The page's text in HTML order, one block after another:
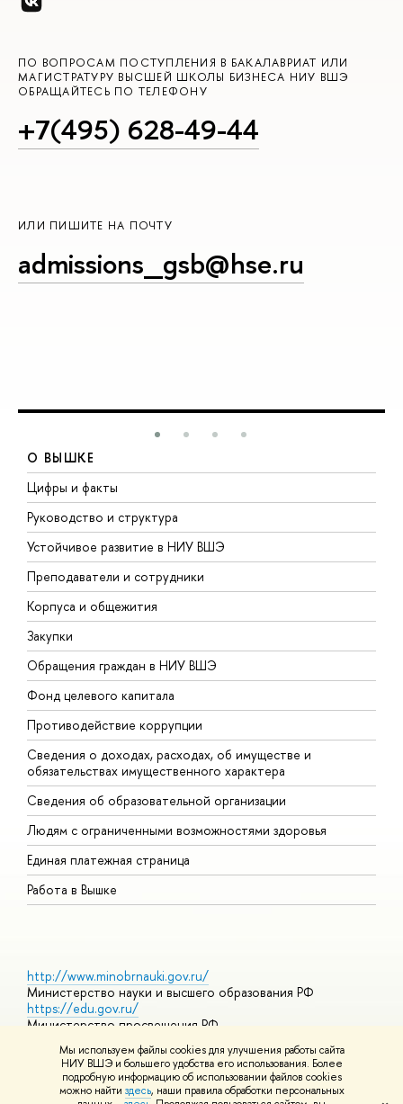
Мы используем файлы cookies для улучшения работы сайта
НИУ ВШЭ и большего удобства его использования. Более
подробную информацию об использовании файлов cookies
можно найти здесь, наши правила обработки персональных
ПО ВОПРОСАМ ПОСТУПЛЕНИЯ В БАКАЛАВРИАТ ИЛИ
МАГИСТРАТУРУ ВЫСШЕЙ ШКОЛЫ БИЗНЕСА НИУ ВШЭ
ОБРАЩАЙТЕСЬ ПО ТЕЛЕФОНУ
+7(495) 628-49-44
ИЛИ ПИШИТЕ НА ПОЧТУ
admissions_gsb@hse.ru
О ВЫШКЕ
Цифры и факты
Руководство и структура
Устойчивое развитие в НИУ ВШЭ
Преподаватели и сотрудники
Корпуса и общежития
Закупки
Обращения граждан в НИУ ВШЭ
Фонд целевого капитала
Противодействие коррупции
Сведения о доходах, расходах, об имуществе и
обязательствах имущественного характера
Сведения об образовательной организации
Людям с ограниченными возможностями здоровья
Единая платежная страница
Работа в Вышке
http://www.minobrnauki.gov.ru/
Министерство науки и высшего образования РФ
https://edu.gov.ru/
Министерство просвещения РФ
Массовые открытые онлайн-курсы